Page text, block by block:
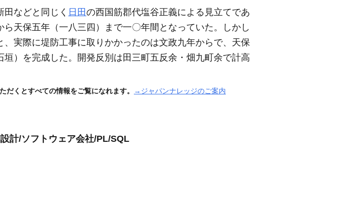
田などと同じく 日田 の西国筋郡代塩谷正義による見立てであ
ら天保五年 （一八三四）
まで一〇年間となっていた。しかし
、実際に堤防工事に取りかかったのは文政九年からで、天保
） を完成した。開発反別は田三町五反余・畑九町余で計高
くとすべての情報をご覧になれます。 →ジャパンナレッジのご案内
計/ソフトウェア会社/PL/SQL